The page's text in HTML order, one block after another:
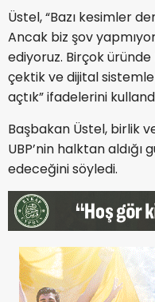
Üstel, “Bazı kesimler
Ancak biz şov
ediyoruz. Birçok üründe
çektik ve dijital
açtık” ifadelerini
Başbakan Üstel, birlik
UBP’nin halktan
edeceğini söyledi.